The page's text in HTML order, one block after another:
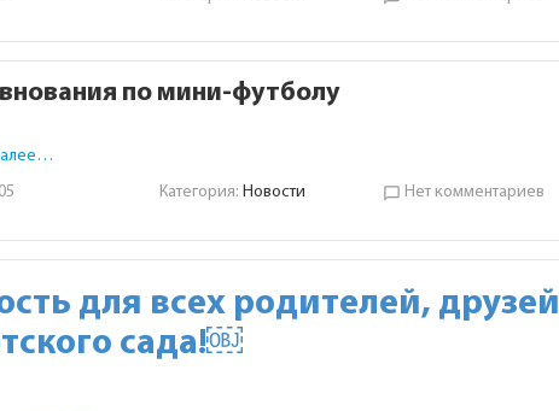
по мини-футболу
Категория:Новости chat_bubble_outline Нет комментариев
для всех родителей, друзей
сада!￼